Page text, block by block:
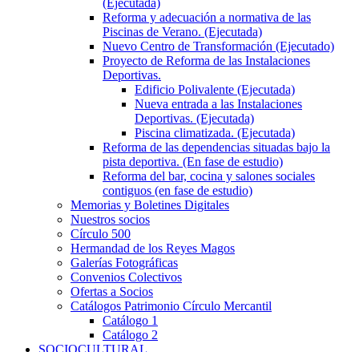
Reforma y adecuación a normativa de las
Piscinas de Verano. (Ejecutada)
Nuevo Centro de Transformación (Ejecutado)
Proyecto de Reforma de las Instalaciones
Deportivas.
Edificio Polivalente (Ejecutada)
Nueva entrada a las Instalaciones
Deportivas. (Ejecutada)
Piscina climatizada. (Ejecutada)
Reforma de las dependencias situadas bajo la
pista deportiva. (En fase de estudio)
Reforma del bar, cocina y salones sociales
contiguos (en fase de estudio)
Memorias y Boletines Digitales
Nuestros socios
Círculo 500
Hermandad de los Reyes Magos
Galerías Fotográficas
Convenios Colectivos
Ofertas a Socios
Catálogos Patrimonio Círculo Mercantil
Catálogo 1
Catálogo 2
SOCIOCULTURAL